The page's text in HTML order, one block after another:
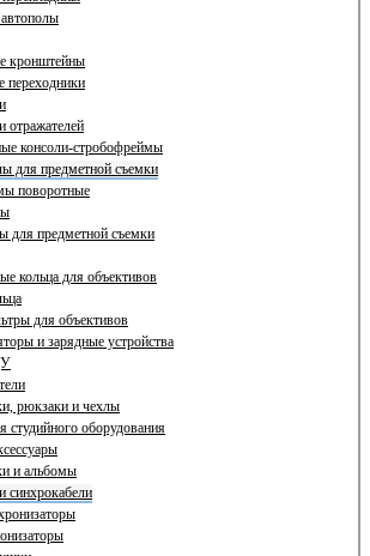
кронштейны
переходники
отражателей
консоли-стробофреймы
для предметной съемки
поворотные
для предметной съемки
кольца для объективов
для объективов
и зарядные устройства
рюкзаки и чехлы
студийного оборудования
и альбомы
синхрокабели